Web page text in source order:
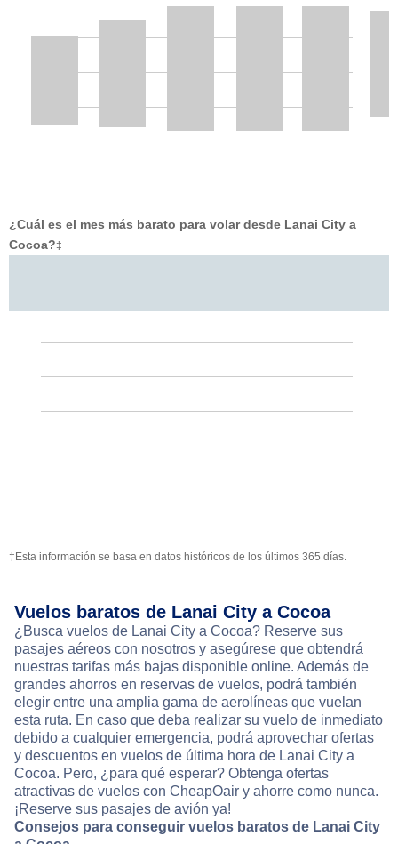
¿Cuál es el mes más barato para volar desde Lanai City a
Cocoa?‡
‡Esta información se basa en datos históricos de los últimos 365 días.
Vuelos baratos de Lanai City a Cocoa
¿Busca vuelos de Lanai City a Cocoa? Reserve sus
pasajes aéreos con nosotros y asegúrese que obtendrá
nuestras tarifas más bajas disponible online. Además de
grandes ahorros en reservas de vuelos, podrá también
elegir entre una amplia gama de aerolíneas que vuelan
esta ruta. En caso que deba realizar su vuelo de inmediato
debido a cualquier emergencia, podrá aprovechar ofertas
y descuentos en vuelos de última hora de Lanai City a
Cocoa. Pero, ¿para qué esperar? Obtenga ofertas
atractivas de vuelos con CheapOair y ahorre como nunca.
¡Reserve sus pasajes de avión ya!
Consejos para conseguir vuelos baratos de Lanai City